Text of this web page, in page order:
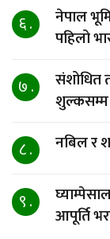
६ .
नेपाल
पहिलो
७ .
संशोधित
शुल्कसम्म
८ . नबिल र
९ .
आपूर्ति